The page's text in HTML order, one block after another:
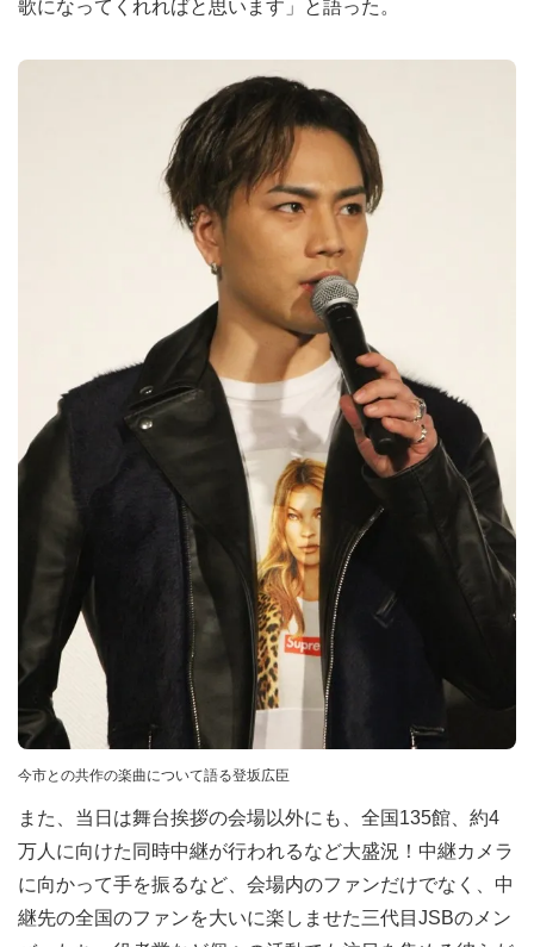
歌になってくれればと思います」と語った。
今市との共作の楽曲について語る登坂広臣
また、当日は舞台挨拶の会場以外にも、全国135館、約4
万人に向けた同時中継が行われるなど大盛況！中継カメラ
に向かって手を振るなど、会場内のファンだけでなく、中
継先の全国のファンを大いに楽しませた三代目JSBのメン